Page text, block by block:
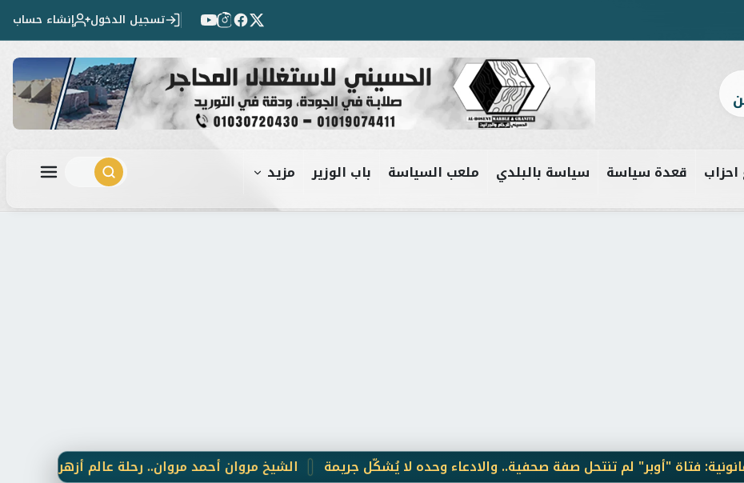
تسجيل الدخول إنشاء حساب
قعدة سياسة سياسة بالبلدي ملعب السياسة باب الوزير مزيد
الشيخ مروان أحمد مروان.. رحلة عالم أزهري وقطب "خلوتي" "أوبر" لم تنتحل صفة صحفية.. والادعاء وحده لا يُشكّل جريمة